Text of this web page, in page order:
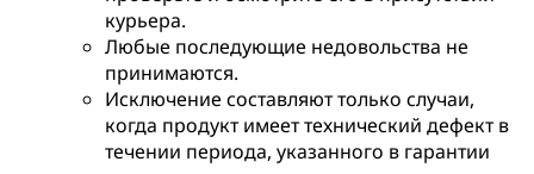
курьера.
Любые последующие недовольства не
принимаются.
Исключение составляют только случаи,
когда продукт имеет технический дефект в
течении периода, указанного в гарантии